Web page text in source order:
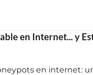
en Internet... y
en internet: